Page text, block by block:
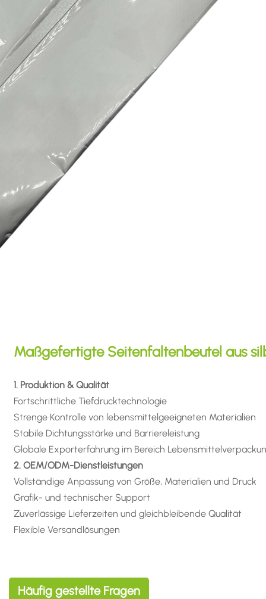
Maßgefertigte Seitenfaltenbeutel aus
1. Produktion & Qualität
Fortschrittliche Tiefdrucktechnologie
Strenge Kontrolle von lebensmittelgeeigneten Materialien
Stabile Dichtungsstärke und Barriereleistung
Globale Exporterfahrung im Bereich
2. OEM/ODM-Dienstleistungen
Vollständige Anpassung von Größe, Materialien und Druck
Grafik- und technischer Support
Zuverlässige Lieferzeiten und gleichbleibende Qualität
Flexible Versandlösungen
Häufig gestellte Fragen